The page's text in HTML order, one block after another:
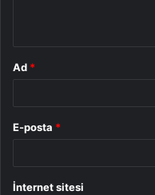
Ad *
E-posta *
İnternet sitesi